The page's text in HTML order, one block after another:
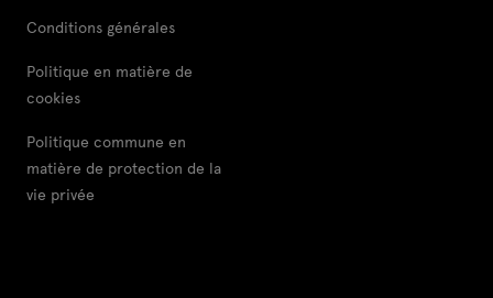
Conditions générales
Politique en matière de
cookies
Politique commune en
matière de protection de la
vie privée